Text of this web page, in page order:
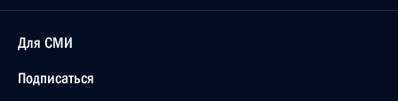
Для СМИ
Подписаться